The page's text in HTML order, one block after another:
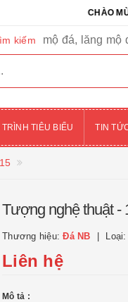
CHÀO MỪNG
kiếm mộ đá, lăng mộ
TIÊU BIỂU TIN
Tượng nghệ thuật -
Thương hiệu:Đá NB
Liên hệ
Mô tả :